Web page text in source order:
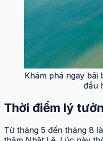
Khám phá ngay bãi
đầu
Thời điểm lý
Từ tháng 5 đến tháng 8